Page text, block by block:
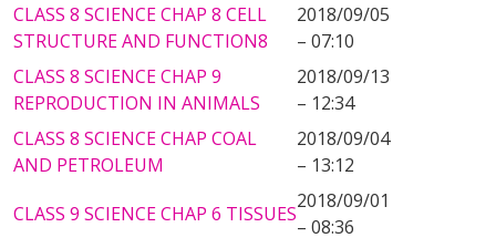
CLASS 8 SCIENCE CHAP 8 CELL
STRUCTURE AND FUNCTION8
2018/09/05
– 07:10
CLASS 8 SCIENCE CHAP 9
REPRODUCTION IN ANIMALS
2018/09/13
– 12:34
CLASS 8 SCIENCE CHAP COAL
AND PETROLEUM
2018/09/04
– 13:12
CLASS 9 SCIENCE CHAP 6 TISSUES
2018/09/01
– 08:36